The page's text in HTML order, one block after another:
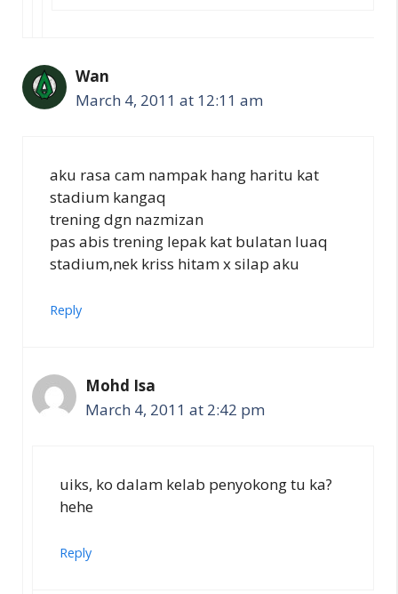
Wan
March 4, 2011 at 12:11 am
aku rasa cam nampak hang haritu kat
stadium kangaq
trening dgn nazmizan
pas abis trening lepak kat bulatan luaq
stadium,nek kriss hitam x silap aku
Reply
Mohd Isa
March 4, 2011 at 2:42 pm
uiks, ko dalam kelab penyokong tu ka?
hehe
Reply